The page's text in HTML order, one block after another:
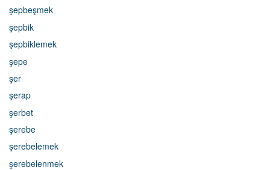
şepbeşmek
şepbik
şepbiklemek
şepe
şer
şerap
şerbet
şerebe
şerebelemek
şerebelenmek